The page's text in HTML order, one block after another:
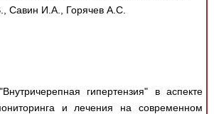
Савин И.А., Горячев А.С.
гипертензия" в аспекте
и лечения на современном